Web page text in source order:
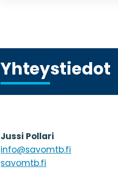
Yhteystiedot
Jussi Pollari
info@savomtb.fi
savomtb.fi